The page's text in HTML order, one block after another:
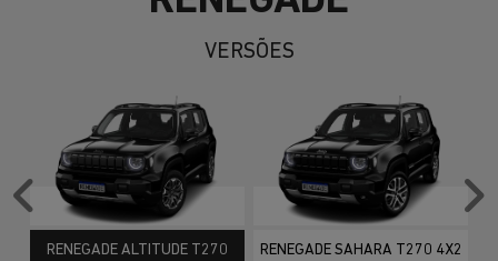
VERSÕES
RENEGADE ALTITUDE T270
RENEGADE SAHARA T270 4X2
Anterior